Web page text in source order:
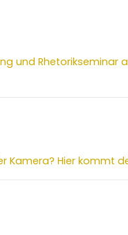
und Rhetorikseminar
Kamera? Hier kommt